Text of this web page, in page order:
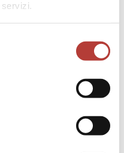
Leonarda